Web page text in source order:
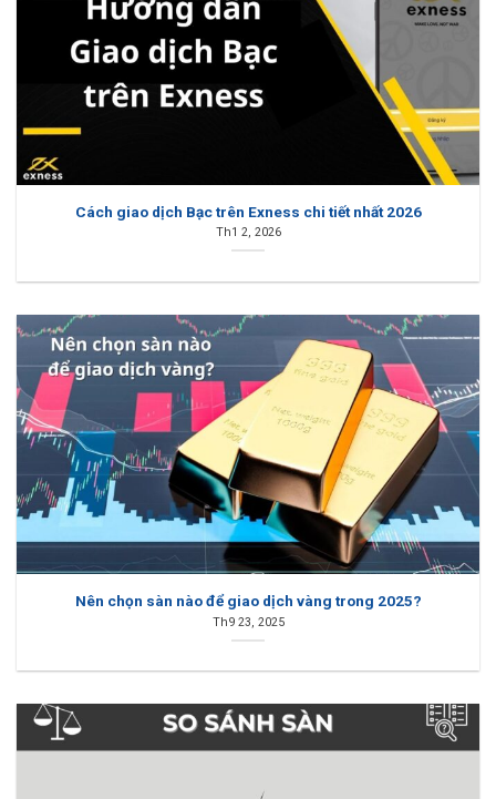
Cách giao dịch Bạc trên Exness chi tiết nhất 2026
Th1 2, 2026
Nên chọn sàn nào để giao dịch vàng trong 2025?
Th9 23, 2025